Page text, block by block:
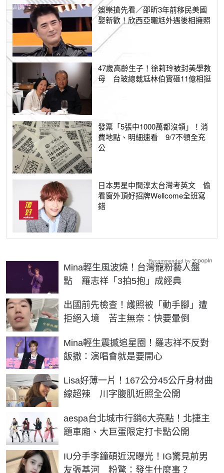
娛樂搶先看／邵昕3年前移民美國
娶新歡！欣西亞曬尪外遇後相擁照
47歲高齡生子！徐莉玲被封美學教
母 台玻總裁尪林伯實砸11億相挺
發票「5張中1000萬都沒領」！消
費地點、明細速看 9/7不領全充
公
日本男星中間淳太台灣考英文 偷
看窗外頂好招牌Wellcome全班寫
錯
Mina輕生風波燒！台灣寵粉藝人盤
點 羅志祥「3拍5抱」成經典
出國前先檢查！護照被「動手腳」遭
拒絕入境 苦主無奈：快要暈倒
Mina輕生震撼追星圈！羅志祥不反對
飯撒：演唱會就是要開心
Lisa好薄一片！167公分45公斤身材曲
線超辣 川字腹肌近照全公開
aespa台北城市行銷6大亮點！北捷主
題車廂、大巨蛋限定打卡點公開
IU分手李鐘碩近況曝光！IG驚見前男
友張基河 粉驚：發生什麼事？
Recommended by